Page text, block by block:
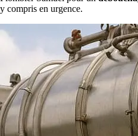
y compris en urgence.